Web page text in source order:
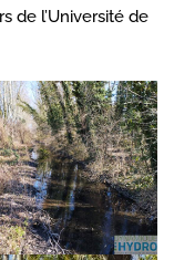
de l’Université de